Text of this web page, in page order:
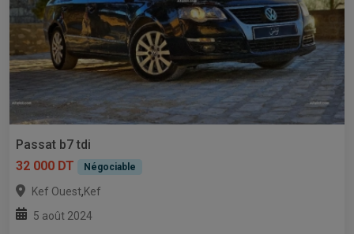
Passat b7 tdi
32 000 DT
Négociable
Kef Ouest,Kef
5 août 2024